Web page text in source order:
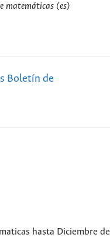
matemáticas (es)
Boletín de
hasta Diciembre